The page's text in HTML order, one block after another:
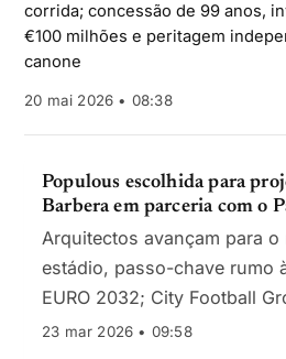
corrida; concessão de 99 anos,
€100 milhões e peritagem
canone
20 mai 2026 • 08:38
Populous escolhida para
Barbera em parceria com o
Arquitectos avançam para
estádio, passo-chave rumo
EURO 2032; City Football
interesse em investir.
23 mar 2026 • 09:58